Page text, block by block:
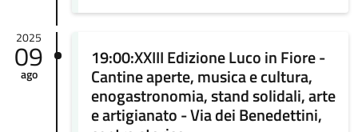
2025
09
ago
19:00:XXIII Edizione Luco in Fiore -
Cantine aperte, musica e cultura,
enogastronomia, stand solidali, arte
e artigianato - Via dei Benedettini,